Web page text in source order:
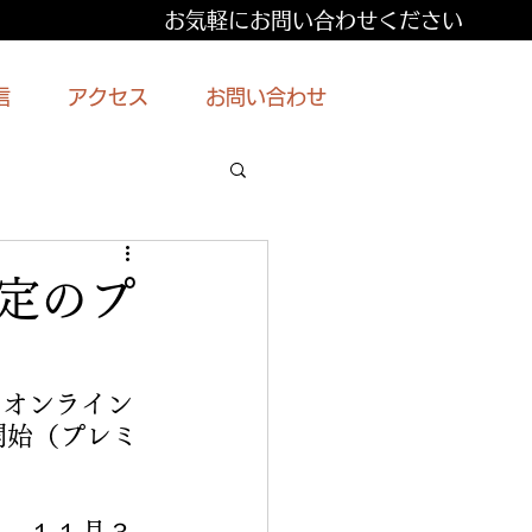
お気軽にお問い合わせください
アクセス お問い合わせ
のプ
ンライン
（プレミ